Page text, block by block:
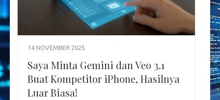
14 NOVEMBER 2025
Saya Minta Gemini dan Veo 3.1
Buat Kompetitor iPhone, Hasilnya
Luar Biasa!